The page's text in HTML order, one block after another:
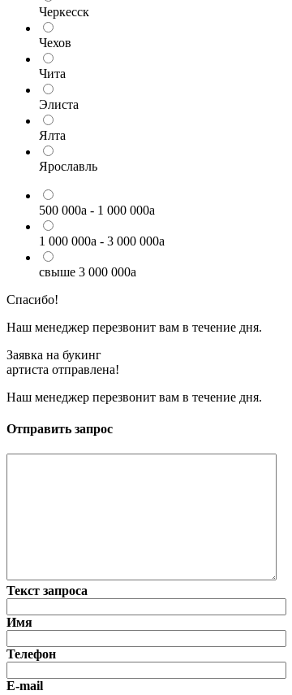
Черкесск
Чехов
Чита
Элиста
Ялта
Ярославль
500 000a - 1 000 000a
1 000 000a - 3 000 000a
свыше 3 000 000a
Спасибо!
Наш менеджер перезвонит вам в течение дня.
Заявка на букинг
артиста отправлена!
Наш менеджер перезвонит вам в течение дня.
Отправить запрос
Текст запроса
Имя
Телефон
E-mail